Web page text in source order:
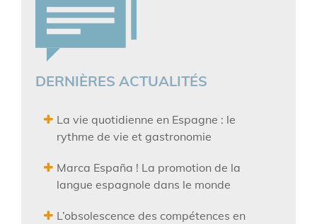
DERNIÈRES ACTUALITÉS
La vie quotidienne en Espagne : le
rythme de vie et gastronomie
Marca España ! La promotion de la
langue espagnole dans le monde
L’obsolescence des compétences en